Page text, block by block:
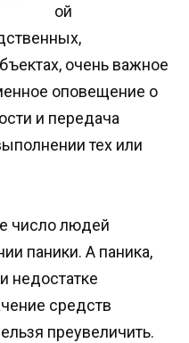
ой
очень важное
оповещение о
и передача
тех или
число людей
паники. А паника,
недостатке
средств
преувеличить.